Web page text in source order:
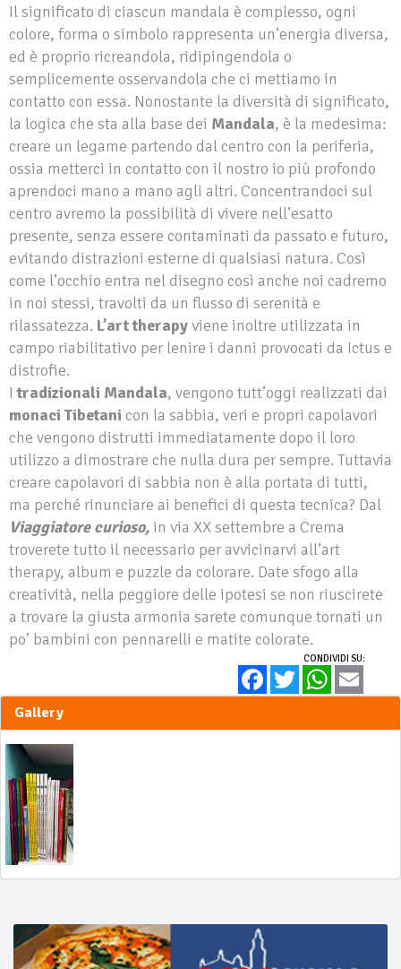
Il significato di ciascun mandala è complesso, ogni
colore, forma o simbolo rappresenta un’energia diversa,
ed è proprio ricreandola, ridipingendola o
semplicemente osservandola che ci mettiamo in
contatto con essa. Nonostante la diversità di significato,
la logica che sta alla base dei Mandala, è la medesima:
creare un legame partendo dal centro con la periferia,
ossia metterci in contatto con il nostro io più profondo
aprendoci mano a mano agli altri. Concentrandoci sul
centro avremo la possibilità di vivere nell’esatto
presente, senza essere contaminati da passato e futuro,
evitando distrazioni esterne di qualsiasi natura. Così
come l’occhio entra nel disegno così anche noi cadremo
in noi stessi, travolti da un flusso di serenità e
rilassatezza. L’art therapyviene inoltre utilizzata in
campo riabilitativo per lenire i danni provocati da Ictus e
distrofie.
Itradizionali Mandala, vengono tutt’oggi realizzati dai
monaci Tibetani con la sabbia, veri e propri capolavori
che vengono distrutti immediatamente dopo il loro
utilizzo a dimostrare che nulla dura per sempre. Tuttavia
creare capolavori di sabbia non è alla portata di tutti,
ma perché rinunciare ai benefici di questa tecnica? Dal
Viaggiatore curioso, in via XX settembre a Crema
troverete tutto il necessario per avvicinarvi all’art
therapy, album e puzzle da colorare. Date sfogo alla
creatività, nella peggiore delle ipotesi se non riuscirete
a trovare la giusta armonia sarete comunque tornati un
po’ bambini con pennarelli e matite colorate.
CONDIVIDI SU:
FacebookTwitter WhatsApp
Gallery